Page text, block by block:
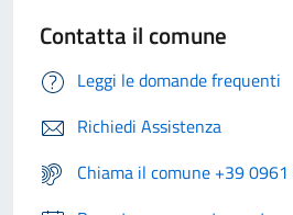
Contatta il comune
Leggi le domande frequenti
Richiedi Assistenza
Chiama il comune +39